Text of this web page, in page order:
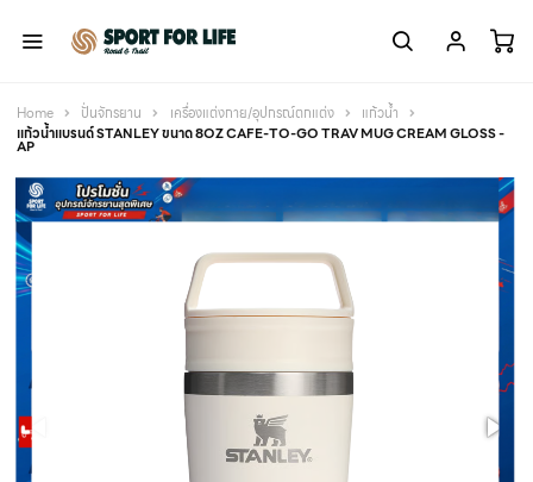
Home ปั่นจักรยาน เครื่องแต่งกาย/อุปกรณ์ตกแต่ง
แก้วน้ำ
แก้วน้ำแบรนด์ STANLEY ขนาด 8OZ CAFE-TO-GO TRAV MUG CREAM GLOSS -
AP